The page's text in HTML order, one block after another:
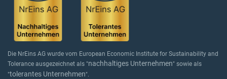
Die NrEins AG wurde vom European Economic Institute for Sustainability and
Tolerance ausgezeichnet als "nachhaltiges Unternehmen" sowie als
"tolerantes Unternehmen".